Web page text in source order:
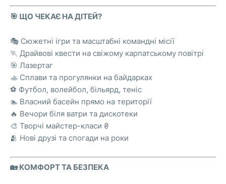
🎯 ЩО ЧЕКАЄ НА ДІТЕЙ?
🎭 Сюжетні ігри та масштабні командні місії
🏃 Драйвові квести на свіжому карпатському повітрі
🎯 Лазертаг
🚣 Сплави та прогулянки на байдарках
⚽ Футбол, волейбол, більярд, теніс
🏊 Власний басейн прямо на території
🔥 Вечори біля ватри та дискотеки
🎨 Творчі майстер-класи ₴
🫂 Нові друзі та спогади на роки
🏡 КОМФОРТ ТА БЕЗПЕКА